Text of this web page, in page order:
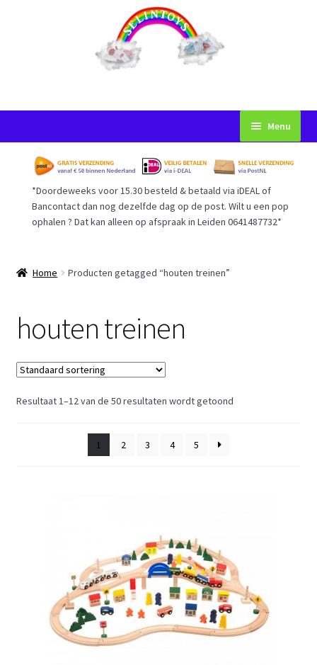
naar
navigatie
inhoud
Menu
Startpagina
Voorwaarden
Afrekenen
*Doordeweeks voor 15.30 besteld & betaald via iDEAL of
Bancontact dan nog dezelfde dag op de post. Wilt u een pop
ophalen ? Dat kan alleen op afspraak in Leiden 0641487732*
Home Producten getagged “houten treinen”
houten treinen
Resultaat 1–12 van de 50 resultaten wordt getoond
1 2 3 4 5